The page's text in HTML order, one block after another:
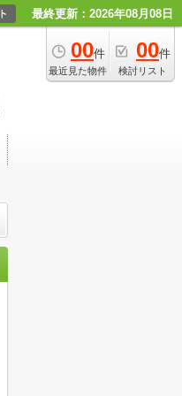
最終更新：2026年08月08日
00件
最近見た物件
00件
検討リスト